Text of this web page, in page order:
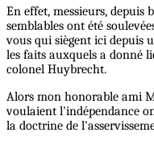
En effet, messieurs, depuis
semblables ont été
vous qui siègent ici depuis
les faits auxquels a donné
colonel Huybrecht.
Alors mon honorable ami
voulaient l'indépendance
la doctrine de